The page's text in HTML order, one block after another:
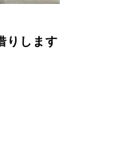
りします